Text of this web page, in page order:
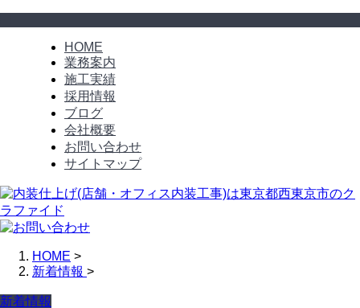
HOME
業務案内
施工実績
採用情報
ブログ
会社概要
お問い合わせ
サイトマップ
HOME >
新着情報 >
新着情報